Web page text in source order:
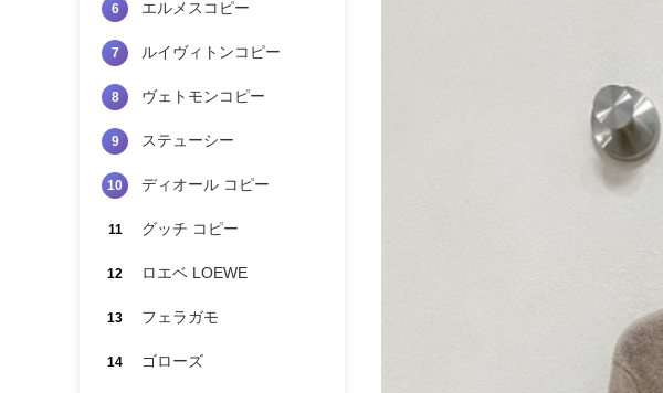
6 エルメスコピー
7 ルイヴィトンコピー
8 ヴェトモンコピー
9 ステューシー
10 ディオール コピー
11 グッチ コピー
12 ロエベ LOEWE
13 フェラガモ
14 ゴローズ